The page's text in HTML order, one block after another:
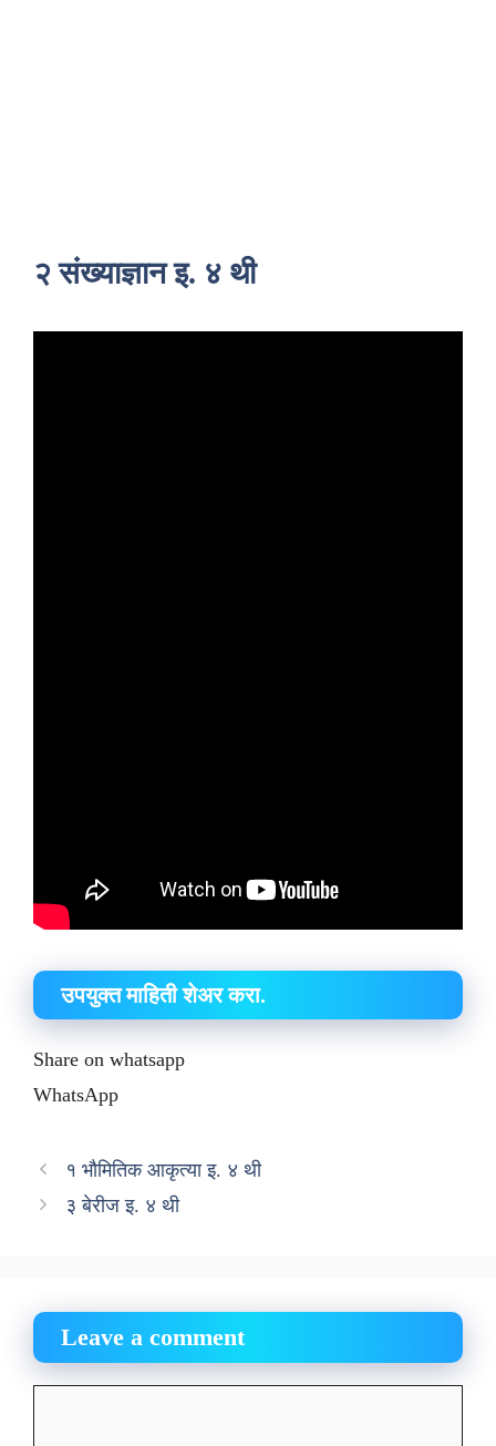
२ संख्याज्ञान इ. ४ थी
उपयुक्त माहिती शेअर करा.
Share on whatsapp
WhatsApp
१ भौमितिक आकृत्या इ. ४ थी
३ बेरीज इ. ४ थी
Leave a comment